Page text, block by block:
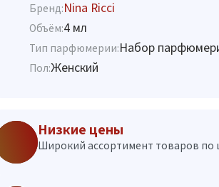
Бренд:Nina Ricci
Объём:4 мл
Тип парфюмерии:Набор
Пол:Женский
Низкие цены
Широкий ассортимент товаров по